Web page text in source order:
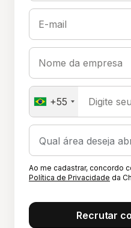
E-mail
Nome da empresa
+55 Digite
Ao me cadastrar, concordo
Política de Privacidade da
Recrutar